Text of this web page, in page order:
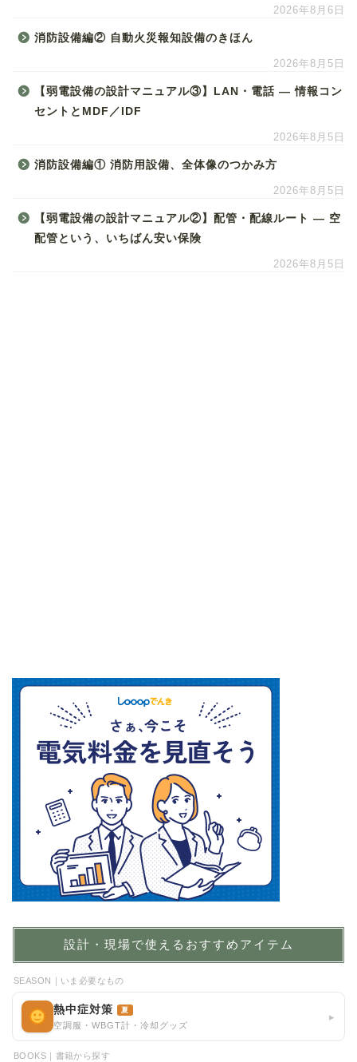
2026年8月6日
消防設備編② 自動火災報知設備のきほん
2026年8月5日
【弱電設備の設計マニュアル③】LAN・電話 ― 情報コン
セントとMDF／IDF
2026年8月5日
消防設備編① 消防用設備、全体像のつかみ方
2026年8月5日
【弱電設備の設計マニュアル②】配管・配線ルート ― 空
配管という、いちばん安い保険
2026年8月5日
設計・現場で使えるおすすめアイテム
SEASON｜いま必要なもの
熱中症対策 夏
空調服・WBGT計・冷却グッズ
▸
BOOKS｜書籍から探す